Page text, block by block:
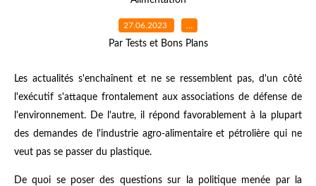
27.06.2023 …
Par Tests et Bons Plans
Les actualités s'enchaînent et ne se ressemblent pas, d'un côté
l'exécutif s'attaque frontalement aux associations de défense de
l'environnement. De l'autre, il répond favorablement à la plupart
des demandes de l'industrie agro-alimentaire et pétrolière qui ne
veut pas se passer du plastique.
De quoi se poser des questions sur la politique menée par la